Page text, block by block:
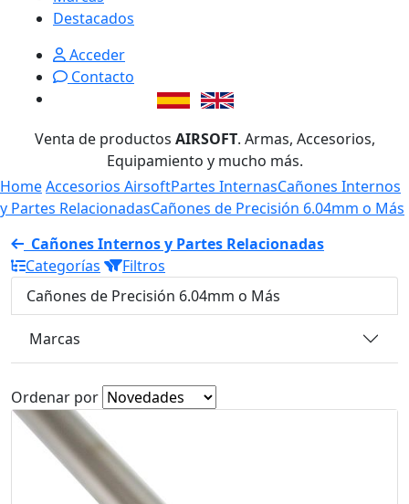
Destacados
Acceder
Contacto
Venta de productos AIRSOFT. Armas, Accesorios,
Equipamiento y mucho más.
HomeAccesorios AirsoftPartes InternasCañones Internos
y Partes RelacionadasCañones de Precisión 6.04mm o Más
Cañones Internos y Partes Relacionadas
Categorías
Filtros
Cañones de Precisión 6.04mm o Más
Marcas
Ordenar por